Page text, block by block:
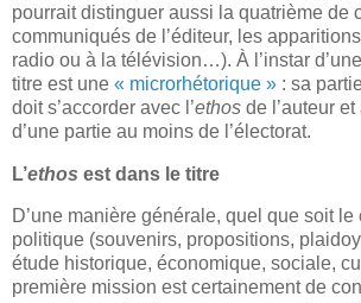
pourrait distinguer aussi la quatrième de
communiqués de l’éditeur, les
radio ou à la télévision…). À l’instar
titre est une « microrhétorique » : sa
doit s’accorder avec l’ethos de l’auteur
d’une partie au moins de l’électorat.
L’ethos est dans le titre
D’une manière générale, quel que soit
politique (souvenirs, propositions,
étude historique, économique, sociale,
première mission est certainement de